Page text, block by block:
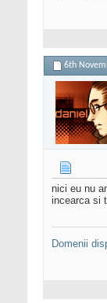
6th
nici eu nu
incearca si
Domenii